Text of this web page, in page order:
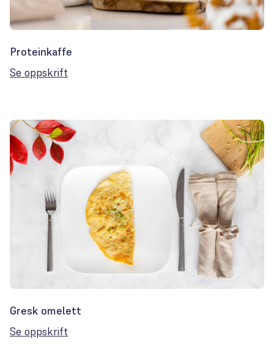
Proteinkaffe
Se oppskrift
Gresk omelett
Se oppskrift